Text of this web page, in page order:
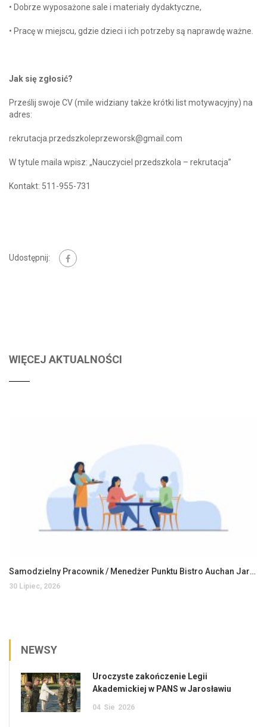
• Dobrze wyposażone sale i materiały dydaktyczne,
• Pracę w miejscu, gdzie dzieci i ich potrzeby są naprawdę ważne.
Jak się zgłosić?
Prześlij swoje CV (mile widziany także krótki list motywacyjny) na
adres:
rekrutacja.przedszkoleprzeworsk@gmail.com
W tytule maila wpisz: „Nauczyciel przedszkola – rekrutacja”
Kontakt: 511-955-731
Udostępnij:
WIĘCEJ AKTUALNOŚCI
Samodzielny Pracownik / Menedżer Punktu Bistro Auchan Jarosław
30 Lipiec, 2026
NEWSY
Uroczyste zakończenie Legii
Akademickiej w PANS w Jarosławiu
04 Sie 2026